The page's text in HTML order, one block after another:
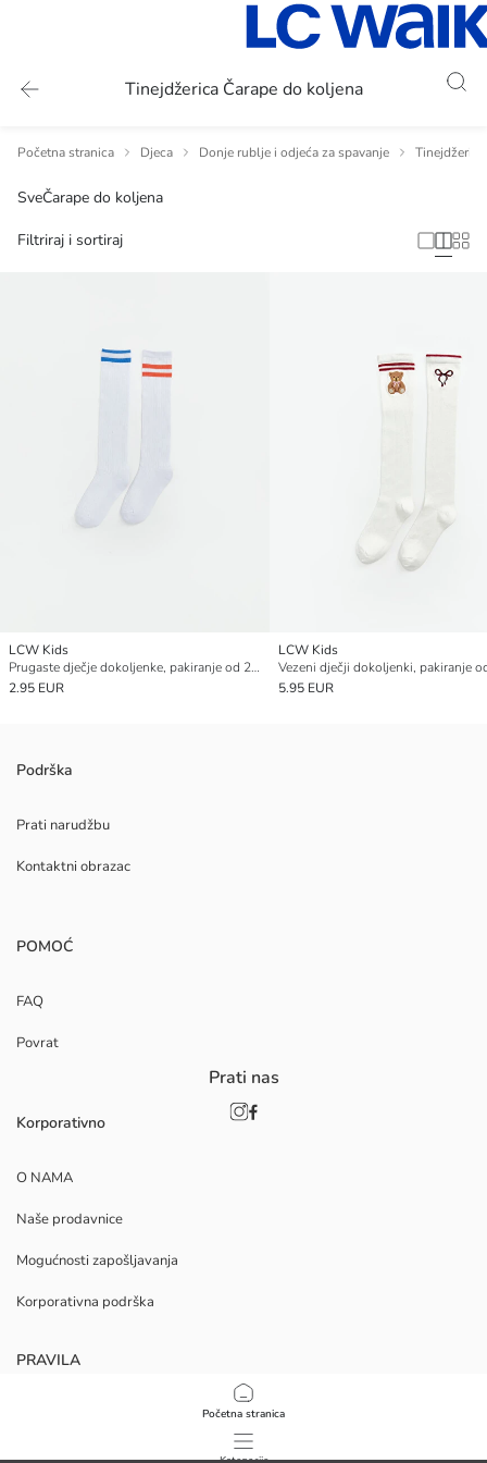
Tinejdžerica Čarape do koljena
Početna stranica
Početna stranica Djeca Donje rublje i odjeća za spavanje
SveČarape do koljena
Filtriraj i sortiraj
LCW Kids
Prugaste dječje dokoljenke, pakiranje od 2 komada
2.95 EUR
LCW Kids
5.95 EUR
Podrška
Prati narudžbu
Kontaktni obrazac
POMOĆ
FAQ
Povrat
Korporativno
O NAMA
Naše prodavnice
Mogućnosti zapošljavanja
Korporativna podrška
PRAVILA
Politika privatnosti i sigurnosti podataka
Uvjeti korištenja
Prati nas